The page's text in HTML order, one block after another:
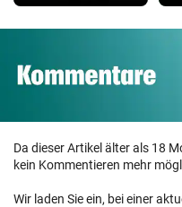
Da dieser Artikel älter als 18
kein Kommentieren mehr
Wir laden Sie ein, bei einer